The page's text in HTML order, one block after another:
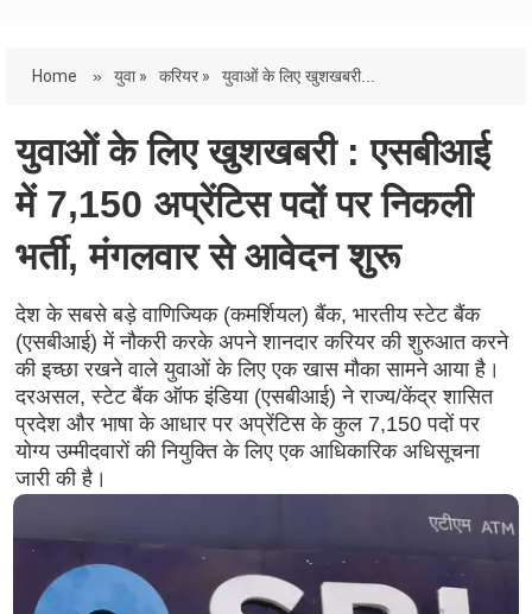
Home » युवा » करियर » युवाओं के लिए खुशखबरी...
युवाओं के लिए खुशखबरी : एसबीआई
में 7,150 अप्रेंटिस पदों पर निकली
भर्ती, मंगलवार से आवेदन शुरू
देश के सबसे बड़े वाणिज्यिक (कमर्शियल) बैंक, भारतीय स्टेट बैंक
(एसबीआई) में नौकरी करके अपने शानदार करियर की शुरुआत करने
की इच्छा रखने वाले युवाओं के लिए एक खास मौका सामने आया है।
दरअसल, स्टेट बैंक ऑफ इंडिया (एसबीआई) ने राज्य/केंद्र शासित
प्रदेश और भाषा के आधार पर अप्रेंटिस के कुल 7,150 पदों पर
योग्य उम्मीदवारों की नियुक्ति के लिए एक आधिकारिक अधिसूचना
जारी की है।